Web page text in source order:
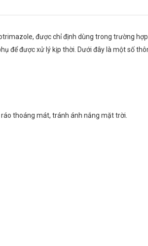
được chỉ định dùng trong trường
để được xử lý kịp thời. Dưới đây là một số
thoáng mát, tránh ánh nắng mặt trời.